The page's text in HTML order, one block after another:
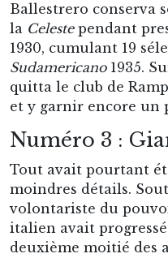
Ballestrero conserva
la Celestependant
1930, cumulant 19
Sudamericano1935.
quitta le club de
et y garnir encore un
Numéro 3 :
Tout avait pourtant
moindres détails.
volontariste du
italien avait
deuxième moitié des